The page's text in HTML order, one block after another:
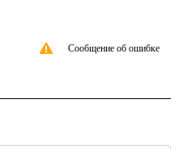
Сообщение об ошибке